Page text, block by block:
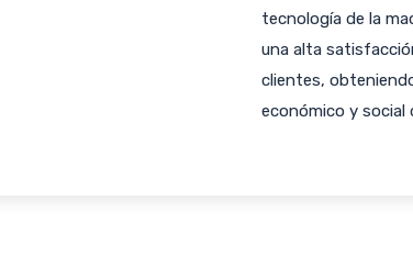
tecnología de la
una alta
clientes,
económico y social